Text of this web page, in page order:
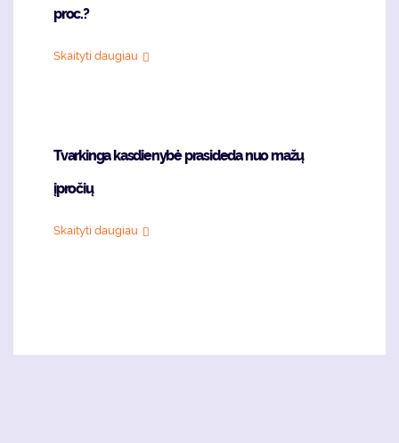
proc.?
Skaityti daugiau
Tvarkinga kasdienybė prasideda nuo mažų
įpročių
Skaityti daugiau